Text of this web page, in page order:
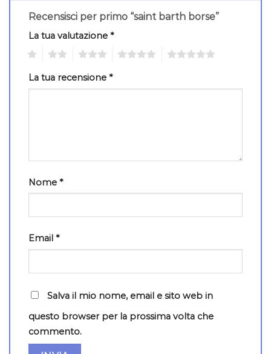
Recensisci per primo “saint barth borse”
La tua valutazione *
La tua recensione *
Nome *
Email *
Salva il mio nome, email e sito web in
questo browser per la prossima volta che
commento.